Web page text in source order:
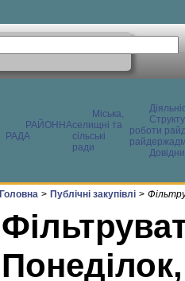
РАЙОННА
РАДА
Міська,
селищні та
сільські
ради
роботи
Головна > Публічні закупівлі >